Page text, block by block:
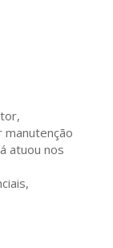
manutenção
atuou nos